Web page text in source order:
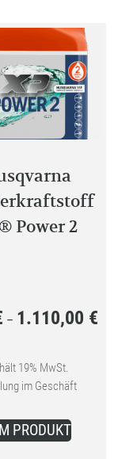
Power 2
– 1.110,00 €
19% MwSt.
im Geschäft
PRODUKTProdukt